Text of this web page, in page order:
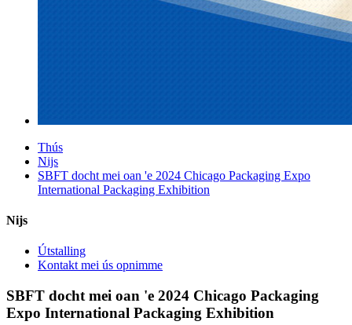
Thús
Nijs
SBFT docht mei oan 'e 2024 Chicago Packaging Expo
International Packaging Exhibition
Nijs
Útstalling
Kontakt mei ús opnimme
SBFT docht mei oan 'e 2024 Chicago Packaging
Expo International Packaging Exhibition